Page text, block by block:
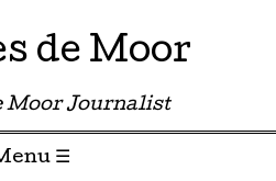
de Moor
Moor Journalist
☰